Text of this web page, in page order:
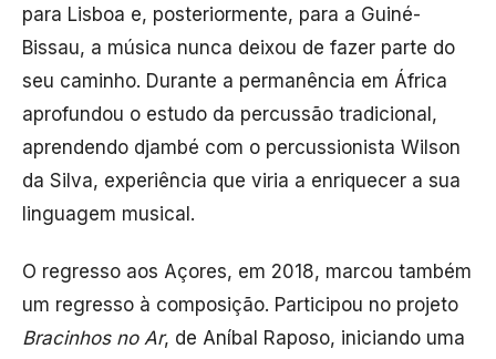
para Lisboa e, posteriormente, para a Guiné-
Bissau, a música nunca deixou de fazer parte do
seu caminho. Durante a permanência em África
aprofundou o estudo da percussão tradicional,
aprendendo djambé com o percussionista Wilson
da Silva, experiência que viria a enriquecer a sua
linguagem musical.
O regresso aos Açores, em 2018, marcou também
um regresso à composição. Participou no projeto
Bracinhos no Ar, de Aníbal Raposo, iniciando uma